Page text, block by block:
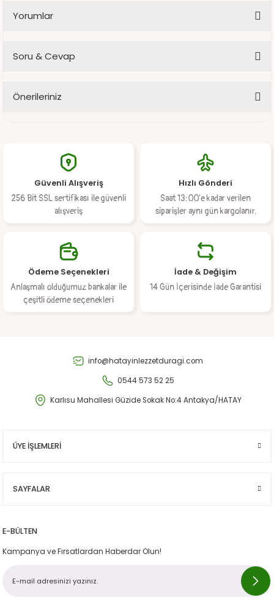
Yorumlar
Soru & Cevap
Önerileriniz
Görüş ve önerileriniz için teşekkür ederiz.
Ürün resmi kalitesiz, bozuk veya görüntülenemiyor.
Ürün açıklamasında eksik bilgiler bulunuyor.
Ürün fiyatı diğer sitelerden daha pahalı.
Bu ürüne benzer farklı alternatifler olmalı.
Güvenli Alışveriş
256 Bit SSL sertifikası ile güvenli
alışveriş
Hızlı Gönderi
Saat 13:00’e kadar verilen
siparişler aynı gün kargolanır.
Ödeme Seçenekleri
Anlaşmalı olduğumuz bankalar ile
çeşitli ödeme seçenekleri
İade & Değişim
14 Gün İçerisinde İade Garantisi
info@hatayinlezzetduragi.com
0544 573 52 25
Karlısu Mahallesi Güzide Sokak No:4 Antakya/HATAY
ÜYE İŞLEMLERİ
SAYFALAR
E-BÜLTEN
Kampanya ve Fırsatlardan Haberdar Olun!